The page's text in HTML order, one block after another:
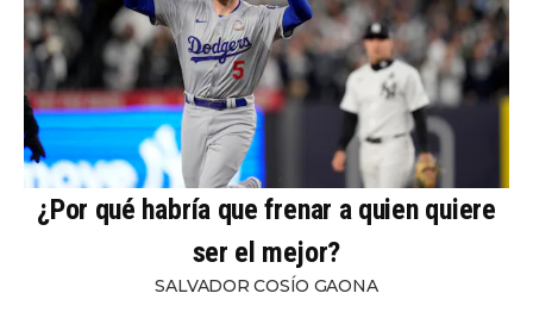
¿Por qué habría que frenar a quien quiere
ser el mejor?
SALVADOR COSÍO GAONA